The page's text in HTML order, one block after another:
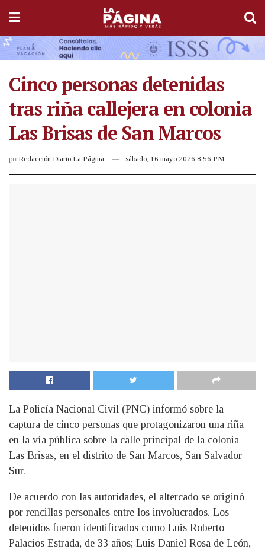
Cinco personas detenidas
tras riña callejera en colonia
Las Brisas de San Marcos
porRedacción Diario La Página sábado, 16 mayo 2026 8:56 PM
La Policía Nacional Civil (PNC) informó sobre la
captura de cinco personas que protagonizaron una riña
en la vía pública sobre la calle principal de la colonia
Las Brisas, en el distrito de San Marcos, San Salvador
Sur.
De acuerdo con las autoridades, el altercado se originó
por rencillas personales entre los involucrados. Los
detenidos fueron identificados como Luis Roberto
Palacios Estrada, de 33 años; Luis Daniel Rosa de León,